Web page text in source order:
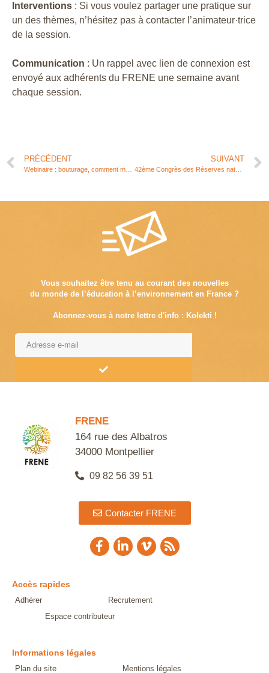
Interventions : Si vous voulez partager une pratique sur
un des thèmes, n’hésitez pas à contacter l’animateur·trice
de la session.
Communication : Un rappel avec lien de connexion est
envoyé aux adhérents du FRENE une semaine avant
chaque session.
PRÉCÉDENT SUIVANT
42ème Congrès des Réserves naturelles de France
Vous souhaitez être tenu au courant des nouvelles
du monde de l’éducation à l’environnement en France ?
Abonnez-vous à notre lettre d'info : Kolekti !
FRENE
164 rue des Albatros
34000 Montpellier
09 82 56 39 51
Contacter FRENE
Accès rapides
Adhérer
Recrutement
Espace contributeur
Informations légales
Plan du site Mentions légales